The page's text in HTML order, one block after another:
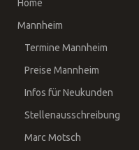
Home
Mannheim
Termine Mannheim
Preise Mannheim
Infos für Neukunden
Stellenausschreibung
Marc Motsch